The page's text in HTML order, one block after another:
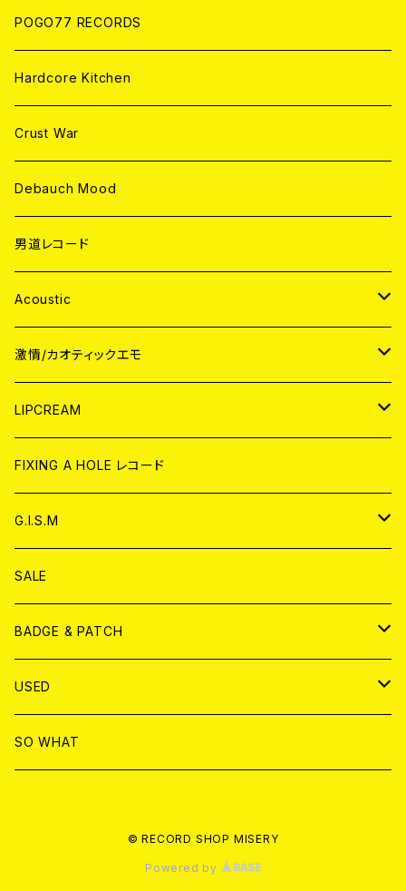
POGO77 RECORDS
Hardcore Kitchen
Crust War
Debauch Mood
男道レコード
Acoustic
JAPAN
CD
ANALOG
WORLD
CD
ANALOG
激情/カオティックエモ
JAPAN
CD
ANALOG
WORLD
CD
ANALOG
LIPCREAM
CD
アナログ
DVD
T-shirt & WEAR
FIXING A HOLE レコード
G.I.S.M
CD
ANALOG
T-SHIRT & WEAR
DVD
SALE
BADGE & PATCH
BADGE
PATCH
USED
書籍
SO WHAT
© RECORD SHOP MISERY
Powered by